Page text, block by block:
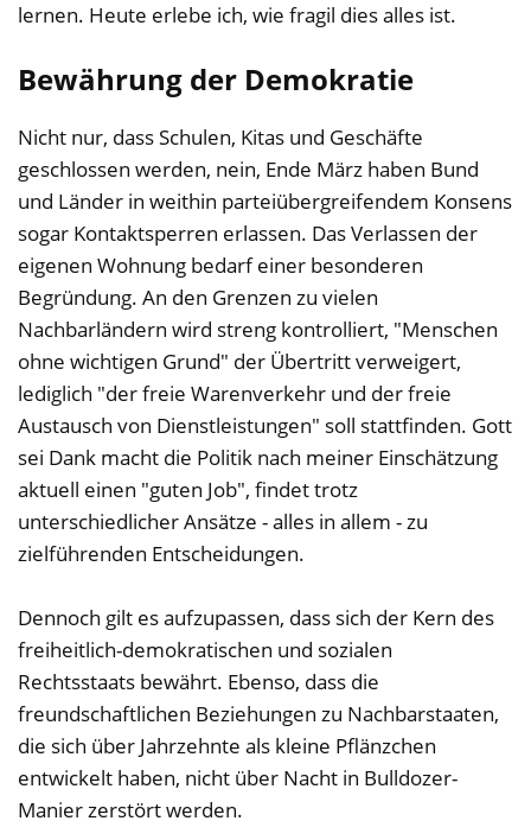
lernen. Heute erlebe ich, wie fragil dies alles ist.
Bewährung der Demokratie
Nicht nur, dass Schulen, Kitas und Geschäfte
geschlossen werden, nein, Ende März haben Bund
und Länder in weithin parteiübergreifendem Konsens
sogar Kontaktsperren erlassen. Das Verlassen der
eigenen Wohnung bedarf einer besonderen
Begründung. An den Grenzen zu vielen
Nachbarländern wird streng kontrolliert, "Menschen
ohne wichtigen Grund" der Übertritt verweigert,
lediglich "der freie Warenverkehr und der freie
Austausch von Dienstleistungen" soll stattfinden. Gott
sei Dank macht die Politik nach meiner Einschätzung
aktuell einen "guten Job", findet trotz
unterschiedlicher Ansätze - alles in allem - zu
zielführenden Entscheidungen.
Dennoch gilt es aufzupassen, dass sich der Kern des
freiheitlich-demokratischen und sozialen
Rechtsstaats bewährt. Ebenso, dass die
freundschaftlichen Beziehungen zu Nachbarstaaten,
die sich über Jahrzehnte als kleine Pflänzchen
entwickelt haben, nicht über Nacht in Bulldozer-
Manier zerstört werden.